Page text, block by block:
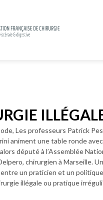
Les professeurs Patrick
animent une table ronde avec
député à l’Assemblée
chirurgien à Marseille. Un
un praticien et un
illégale ou pratique